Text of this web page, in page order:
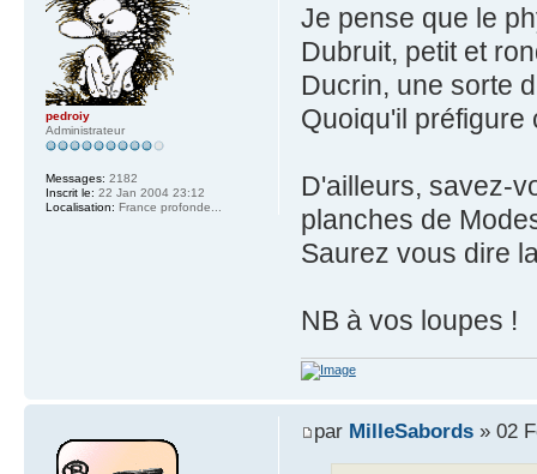
Je pense que le
Dubruit, petit et
Ducrin, une sorte
Quoiqu'il préfigure
D'ailleurs, savez-
planches de
Saurez vous dire
NB à vos loupes !
pedroiy
Administrateur
Messages: 2182
Inscrit le: 22 Jan 2004 23:12
Localisation: France profonde...
par MilleSabords» 02